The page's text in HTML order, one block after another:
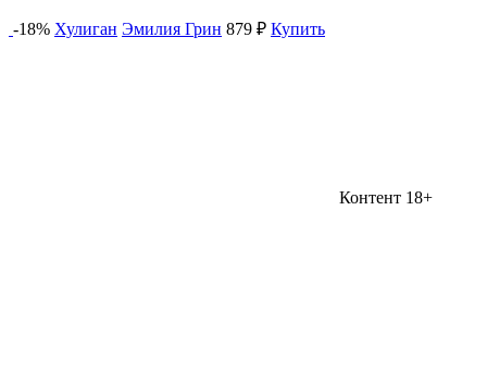
-18% Хулиган Эмилия Грин 879 ₽ Купить
Контент 18+